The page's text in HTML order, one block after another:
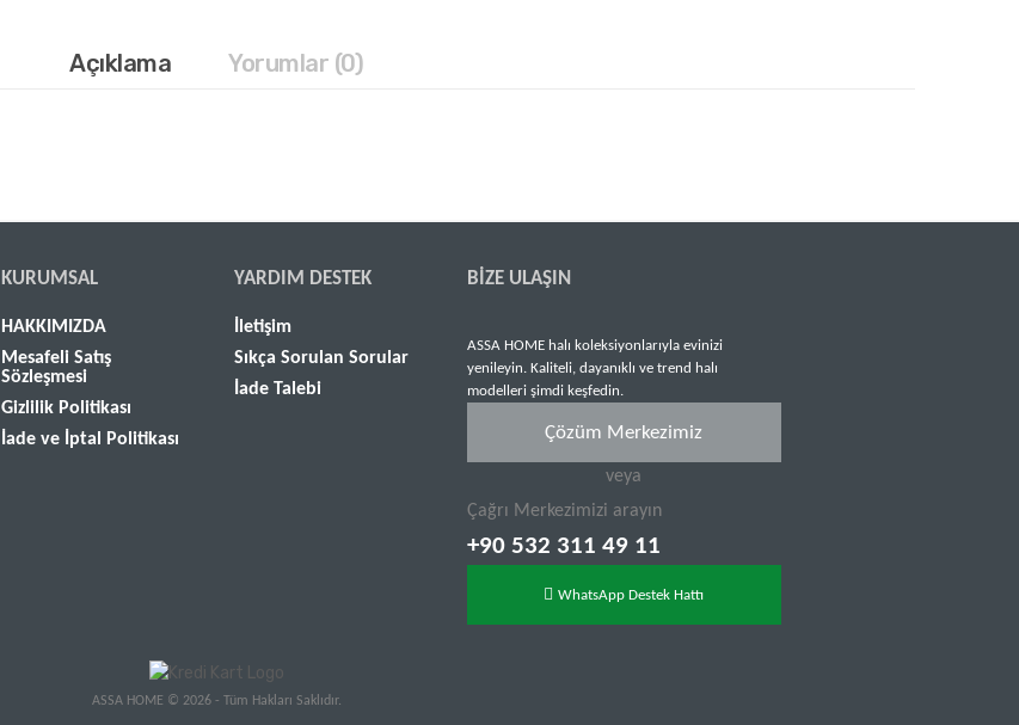
Açıklama Yorumlar (0)
KURUMSAL
HAKKIMIZDA
Mesafeli Satış
Sözleşmesi
Gizlilik Politikası
İade ve İptal Politikası
YARDIM DESTEK
İletişim
Sıkça Sorulan Sorular
İade Talebi
BIZE ULAŞIN
ASSA HOME halı koleksiyonlarıyla evinizi
yenileyin. Kaliteli, dayanıklı ve trend halı
modelleri şimdi keşfedin.
Çözüm Merkezimiz
veya
Çağrı Merkezimizi arayın
+90 532 311 49 11
WhatsApp Destek Hattı
ASSA HOME © 2026 - Tüm Hakları Saklıdır.